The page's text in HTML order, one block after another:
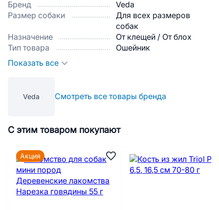
Бренд
Veda
Размер собаки
Для всех размеров
собак
Назначение
От клещей / От блох
Тип товара
Ошейник
Показать все
Veda Смотреть все товары бренда
С этим товаром покупают
Акция